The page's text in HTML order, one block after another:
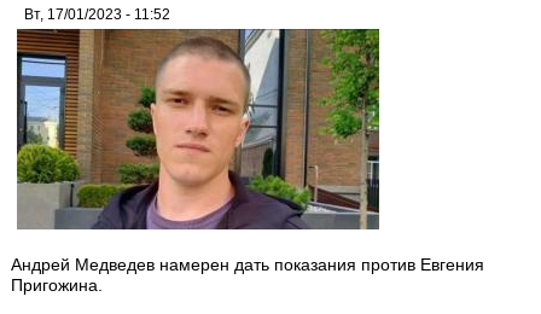
Вт, 17/01/2023 - 11:52
Андрей Медведев намерен дать показания против Евгения
Пригожина.